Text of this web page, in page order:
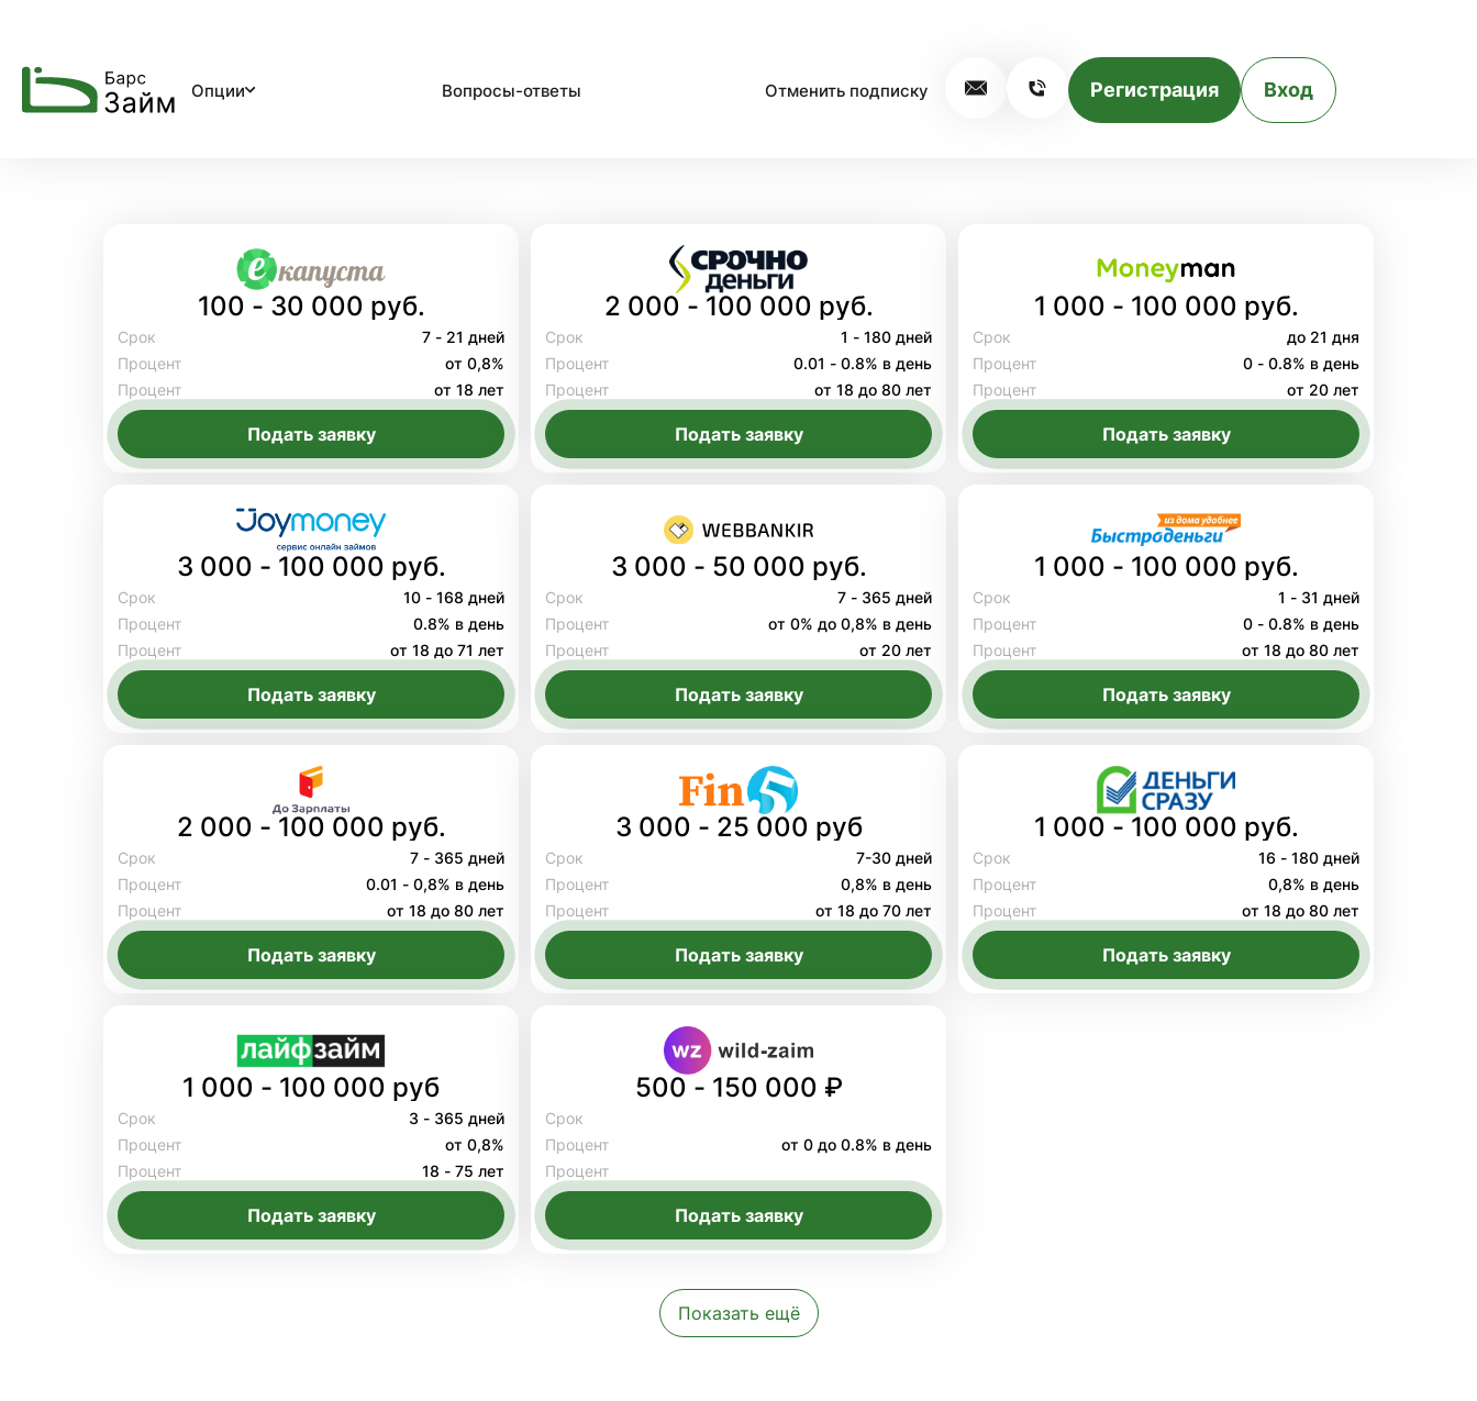
Опции Вопросы-ответы Отменить подписку Регистрация Вход
100 - 30 000 руб.
Срок
7 - 21 дней
Процент
от 0,8%
Процент
от 18 лет
Подать заявку
2 000 - 100 000 руб.
Срок
1 - 180 дней
Процент
0.01 - 0.8% в день
Процент
от 18 до 80 лет
Подать заявку
1 000 - 100 000 руб.
Срок
до 21 дня
Процент
0 - 0.8% в день
Процент
от 20 лет
Подать заявку
3 000 - 100 000 руб.
Срок
10 - 168 дней
Процент
0.8% в день
Процент
от 18 до 71 лет
Подать заявку
3 000 - 50 000 руб.
Срок
7 - 365 дней
Процент
от 0% до 0,8% в день
Процент
от 20 лет
Подать заявку
1 000 - 100 000 руб.
Срок
1 - 31 дней
Процент
0 - 0.8% в день
Процент
от 18 до 80 лет
Подать заявку
2 000 - 100 000 руб.
Срок
7 - 365 дней
Процент
0.01 - 0,8% в день
Процент
от 18 до 80 лет
Подать заявку
3 000 - 25 000 руб
Срок
7-30 дней
Процент
0,8% в день
Процент
от 18 до 70 лет
Подать заявку
1 000 - 100 000 руб.
Срок
16 - 180 дней
Процент
0,8% в день
Процент
от 18 до 80 лет
Подать заявку
1 000 - 100 000 руб
Срок
3 - 365 дней
Процент
от 0,8%
Процент
18 - 75 лет
Подать заявку
500 - 150 000 ₽
Срок
Процент
от 0 до 0.8% в день
Процент
Подать заявку
Показать ещё